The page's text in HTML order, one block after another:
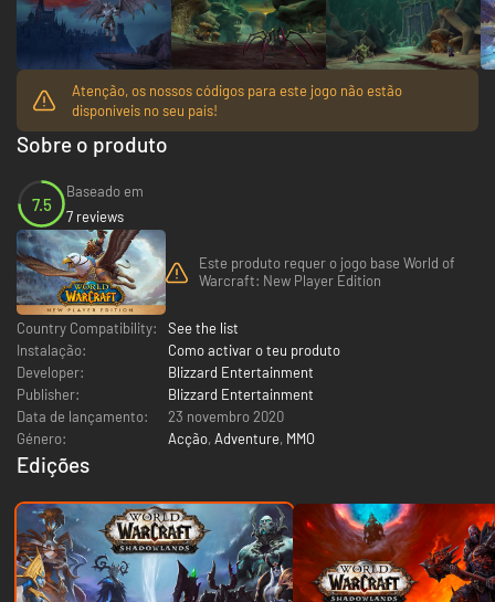
Atenção, os nossos códigos para este jogo não estão
disponíveis no seu país!
Sobre o produto
7.5
Baseado em
7 reviews
Este produto requer o jogo base World of
Warcraft: New Player Edition
Country Compatibility:
See the list
Instalação:
Como activar o teu produto
Developer:
Blizzard Entertainment
Publisher:
Blizzard Entertainment
Data de lançamento:
23 novembro 2020
Género:
Acção, Adventure, MMO
Edições